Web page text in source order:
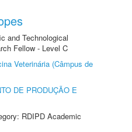
and Technological
Fellow - Level C
Veterinária (Câmpus de
DE PRODUÇÃO E
RDIPD Academic